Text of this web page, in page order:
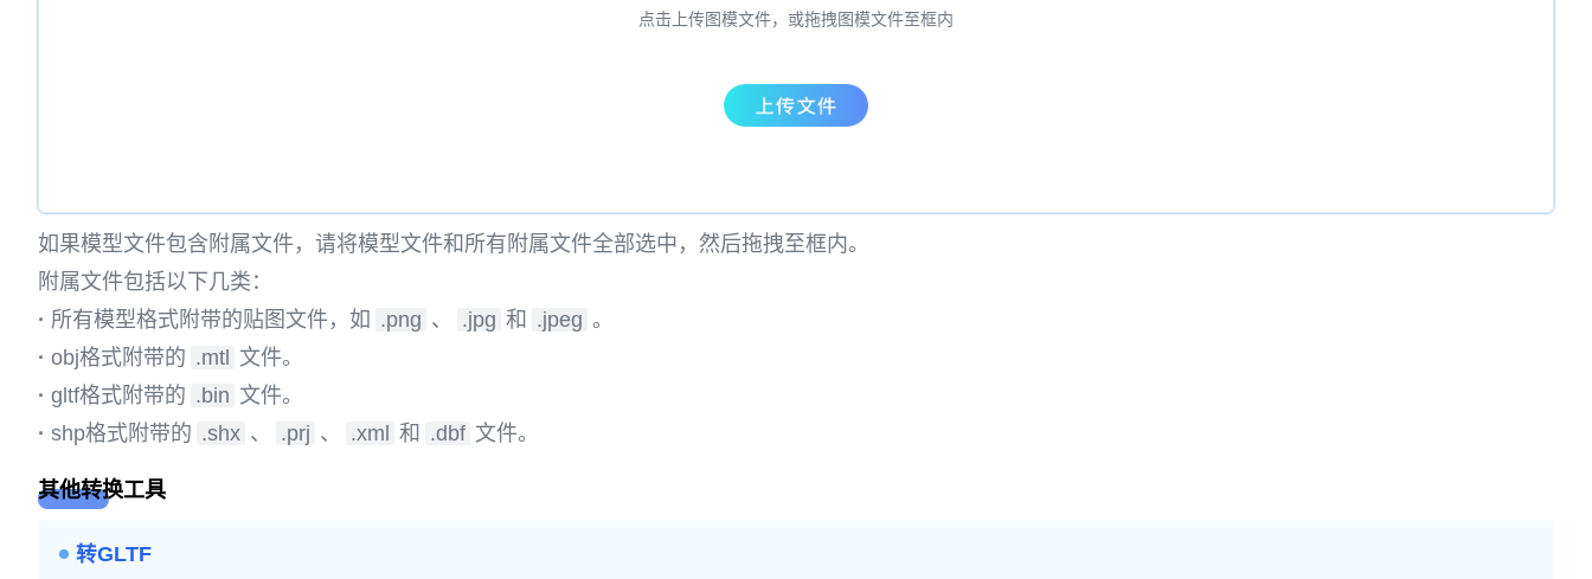
点击上传图模文件，或拖拽图模文件至框内
如果模型文件包含附属文件，请将模型文件和所有附属文件全部选中，然后拖拽至框内。
附属文件包括以下几类：
· 所有模型格式附带的贴图文件，如 .png 、 .jpg 和 .jpeg 。
· obj格式附带的 .mtl
文件。
· gltf格式附带的 .bin 文件。
· shp格式附带的 .shx 、 .prj 、 .xml 和 .dbf 文件。
其他转换工具
转GLTF